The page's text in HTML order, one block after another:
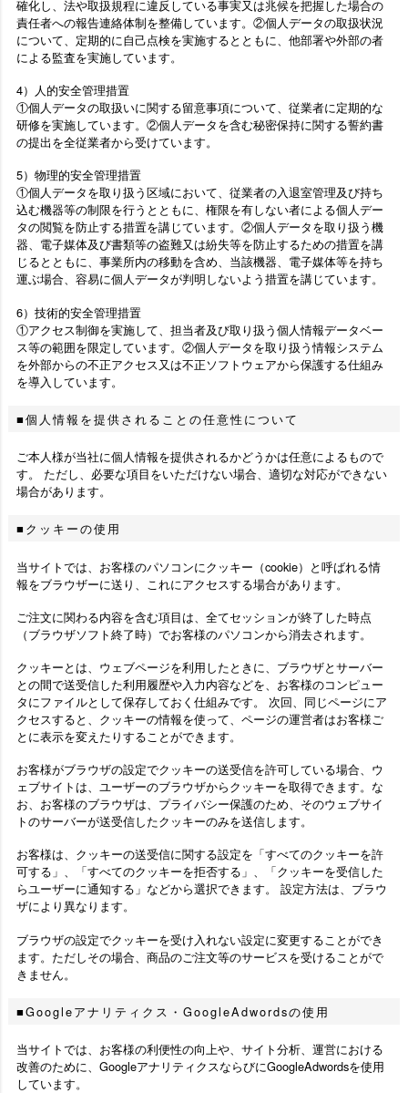
確化し、法や取扱規程に違反している事実又は兆候を把握した場合の
責任者への報告連絡体制を整備しています。②個人データの取扱状況
について、定期的に自己点検を実施するとともに、他部署や外部の者
による監査を実施しています。
4）人的安全管理措置
①個人データの取扱いに関する留意事項について、従業者に定期的な
研修を実施しています。②個人データを含む秘密保持に関する誓約書
の提出を全従業者から受けています。
5）物理的安全管理措置
①個人データを取り扱う区域において、従業者の入退室管理及び持ち
込む機器等の制限を行うとともに、権限を有しない者による個人デー
タの閲覧を防止する措置を講じています。②個人データを取り扱う機
器、電子媒体及び書類等の盗難又は紛失等を防止するための措置を講
じるとともに、事業所内の移動を含め、当該機器、電子媒体等を持ち
運ぶ場合、容易に個人データが判明しないよう措置を講じています。
6）技術的安全管理措置
①アクセス制御を実施して、担当者及び取り扱う個人情報データベー
ス等の範囲を限定しています。②個人データを取り扱う情報システム
を外部からの不正アクセス又は不正ソフトウェアから保護する仕組み
を導入しています。
個人情報を提供されることの任意性について
ご本人様が当社に個人情報を提供されるかどうかは任意によるもので
す。 ただし、必要な項目をいただけない場合、適切な対応ができない
場合があります。
クッキーの使用
当サイトでは、お客様のパソコンにクッキー（cookie）と呼ばれる情
報をブラウザーに送り、これにアクセスする場合があります。
ご注文に関わる内容を含む項目は、全てセッションが終了した時点
（ブラウザソフト終了時）でお客様のパソコンから消去されます。
クッキーとは、ウェブページを利用したときに、ブラウザとサーバー
との間で送受信した利用履歴や入力内容などを、お客様のコンピュー
タにファイルとして保存しておく仕組みです。 次回、同じページにア
クセスすると、クッキーの情報を使って、ページの運営者はお客様ご
とに表示を変えたりすることができます。
お客様がブラウザの設定でクッキーの送受信を許可している場合、ウ
ェブサイトは、ユーザーのブラウザからクッキーを取得できます。な
お、お客様のブラウザは、プライバシー保護のため、そのウェブサイ
トのサーバーが送受信したクッキーのみを送信します。
お客様は、クッキーの送受信に関する設定を「すべてのクッキーを許
可する」、「すべてのクッキーを拒否する」、「クッキーを受信した
らユーザーに通知する」などから選択できます。 設定方法は、ブラウ
ザにより異なります。
ブラウザの設定でクッキーを受け入れない設定に変更することができ
ます。ただしその場合、商品のご注文等のサービスを受けることがで
きません。
Googleアナリティクス・GoogleAdwordsの使用
当サイトでは、お客様の利便性の向上や、サイト分析、運営における
改善のために、GoogleアナリティクスならびにGoogleAdwordsを使用
しています。